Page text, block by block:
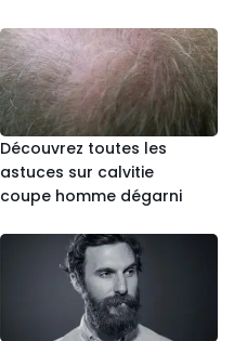
Découvrez toutes les
astuces sur calvitie
coupe homme dégarni